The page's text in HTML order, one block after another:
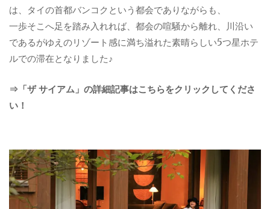
は、タイの首都バンコクという都会でありながらも、
一歩そこへ足を踏み入れれば、都会の喧騒から離れ、川沿い
であるがゆえのリゾート感に満ち溢れた素晴らしい5つ星ホテ
ルでの滞在となりました♪
⇒「ザ サイアム」の詳細記事はこちらをクリックしてくださ
い！